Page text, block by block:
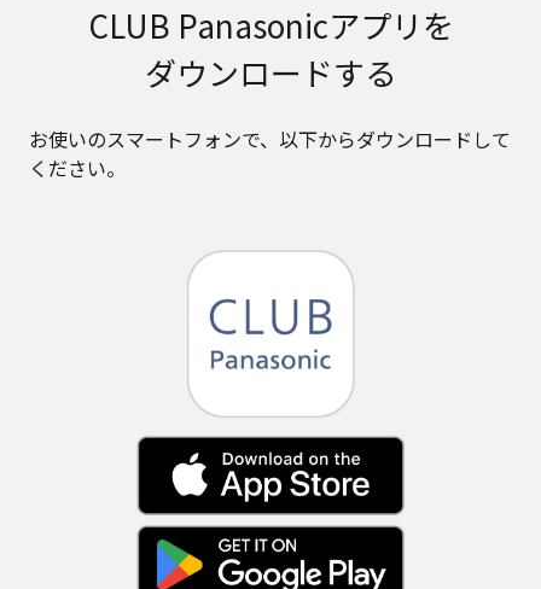
CLUB Panasonicアプリを
ダウンロードする
お使いのスマートフォンで、​以下からダウンロードして
ください。​